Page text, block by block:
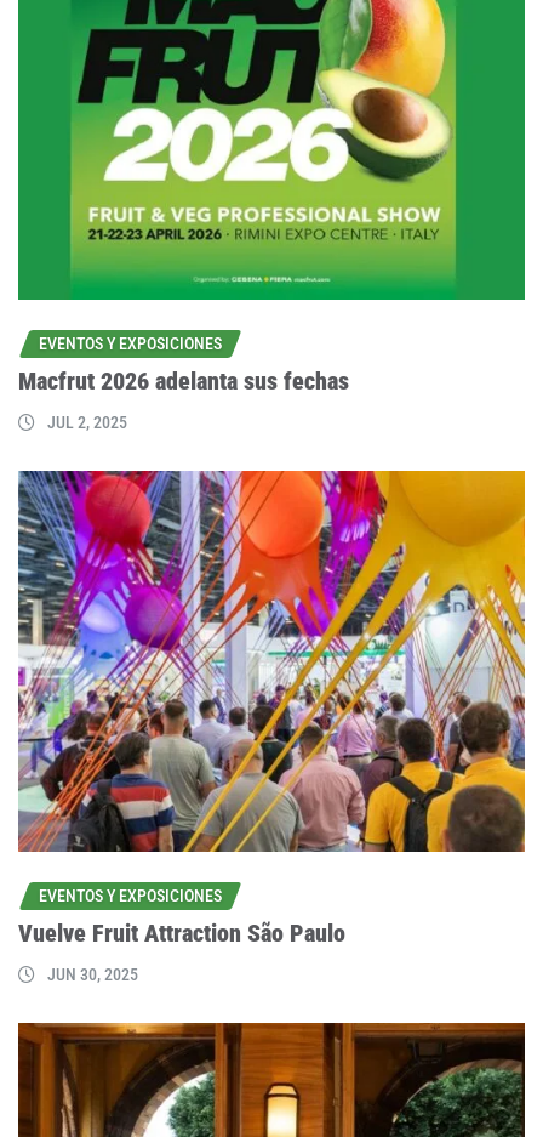
EVENTOS Y EXPOSICIONES
Macfrut 2026 adelanta sus fechas
JUL 2, 2025
EVENTOS Y EXPOSICIONES
Vuelve Fruit Attraction São Paulo
JUN 30, 2025